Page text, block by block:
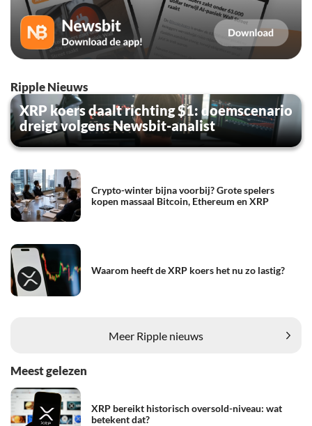
Ripple Nieuws
XRP koers daalt richting $1: doemscenario
dreigt volgens Newsbit-analist
Crypto-winter bijna voorbij? Grote spelers
kopen massaal Bitcoin, Ethereum en XRP
Waarom heeft de XRP koers het nu zo lastig?
Meer Ripple nieuws
Meest gelezen
XRP bereikt historisch oversold-niveau: wat
betekent dat?